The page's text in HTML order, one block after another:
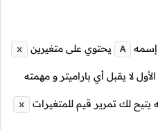
إسمه A يحتوي على متغيرين x
لا يقبل أي باراميتر و مهمته
يتيح لك تمرير قيم للمتغيرات x